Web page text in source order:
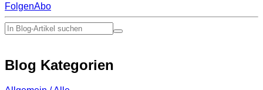
FolgenAbo
Blog Kategorien